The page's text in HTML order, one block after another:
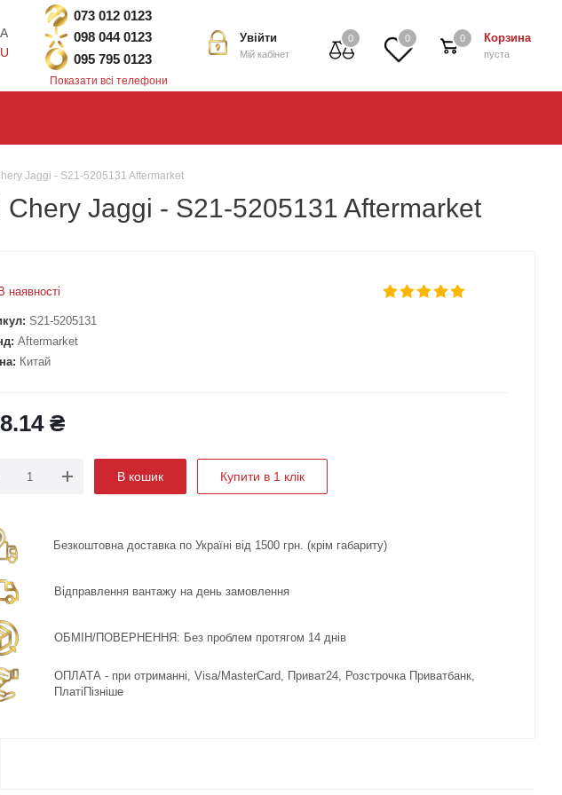
0 0 Корзина
пуста
0
Увійти
Мій кабінет
073 012 0123
098 044 0123
095 795 0123
Показати всі телефони
Jaggi - S21-5205131 Aftermarket
Chery Jaggi - S21-5205131 Aftermarket
В наявності
S21-5205131
Aftermarket
Китай
₴
В кошик Купити в 1 клік
Безкоштовна доставка по Україні від 1500 грн. (крім габариту)
Відправлення вантажу на день замовлення
ОБМІН/ПОВЕРНЕННЯ: Без проблем протягом 14 днів
ОПЛАТА - при отриманні, Visa/MasterCard, Приват24, Розстрочка Приватбанк,
ПлатіПізніше